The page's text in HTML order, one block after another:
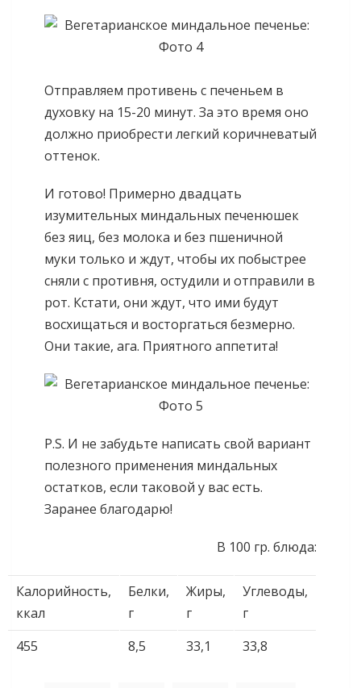
Отправляем противень с печеньем в
духовку на 15-20 минут. За это время оно
должно приобрести легкий коричневатый
оттенок.
И готово! Примерно двадцать
изумительных миндальных печенюшек
без яиц, без молока и без пшеничной
муки только и ждут, чтобы их побыстрее
сняли с противня, остудили и отправили в
рот. Кстати, они ждут, что ими будут
восхищаться и восторгаться безмерно.
Они такие, ага. Приятного аппетита!
P.S. И не забудьте написать свой вариант
полезного применения миндальных
остатков, если таковой у вас есть.
Заранее благодарю!
В 100 гр. блюда:
Калорийность,
ккал
Белки,
г
Жиры,
г
Углеводы,
г
455
8,5 33,1 33,8